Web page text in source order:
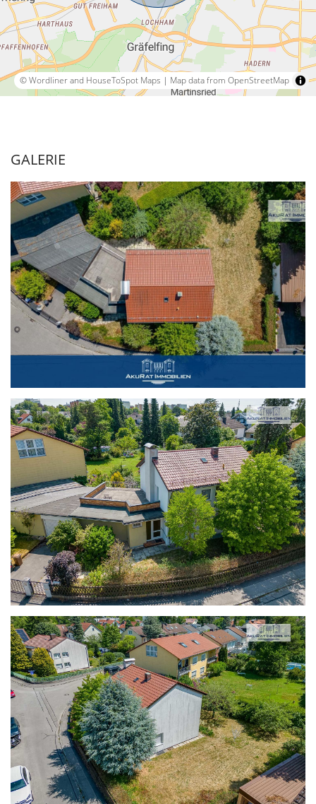
© Wordliner and HouseToSpot Maps | Map data from OpenStreetMap
GALERIE